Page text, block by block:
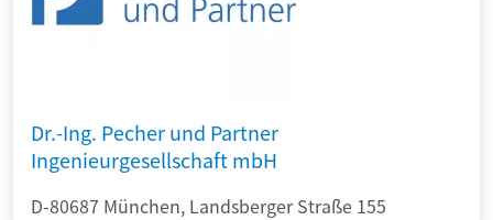
Dr.-Ing. Pecher und Partner
Ingenieurgesellschaft mbH
D-80687 München, Landsberger Straße 155